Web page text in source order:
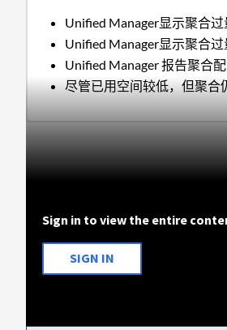
Unified Manager显示聚合
Unified Manager显示聚合
Unified Manager 报告聚合
尽管已用空间较低，但聚合
Sign in to view the entire
SIGN IN